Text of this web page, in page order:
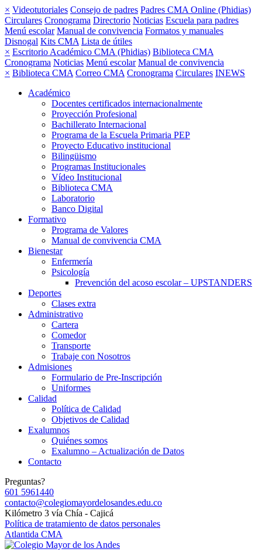
× Videotutoriales Consejo de padres Padres CMA Online (Phidias)
Circulares Cronograma Directorio Noticias Escuela para padres
Menú escolar Manual de convivencia Formatos y manuales
Disnogal Kits CMA Lista de útiles
× Escritorio Académico CMA (Phidias) Biblioteca CMA
Cronograma Noticias Menú escolar Manual de convivencia
× Biblioteca CMA Correo CMA Cronograma Circulares INEWS
Académico
Docentes certificados internacionalmente
Proyección Profesional
Bachillerato Internacional
Programa de la Escuela Primaria PEP
Proyecto Educativo institucional
Bilingüismo
Programas Institucionales
Vídeo Institucional
Biblioteca CMA
Laboratorio
Banco Digital
Formativo
Programa de Valores
Manual de convivencia CMA
Bienestar
Enfermería
Psicología
Prevención del acoso escolar – UPSTANDERS
Deportes
Clases extra
Administrativo
Cartera
Comedor
Transporte
Trabaje con Nosotros
Admisiones
Formulario de Pre-Inscripción
Uniformes
Calidad
Política de Calidad
Objetivos de Calidad
Exalumnos
Quiénes somos
Exalumno – Actualización de Datos
Contacto
Preguntas?
601 5961440
contacto@colegiomayordelosandes.edu.co
Kilómetro 3 vía Chía - Cajicá
Política de tratamiento de datos personales
Atlantida CMA